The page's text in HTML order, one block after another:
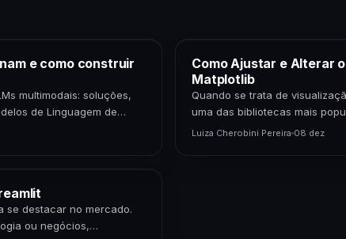
e como construir
multimodais: soluções,
de Linguagem de
uma…
Como Ajustar e Alterar
Matplotlib
Quando se trata de
uma das bibliotecas mais
cientistas de dados,…
Luiza Cherobini Pereira 08 dez
se destacar no mercado.
ou negócios,